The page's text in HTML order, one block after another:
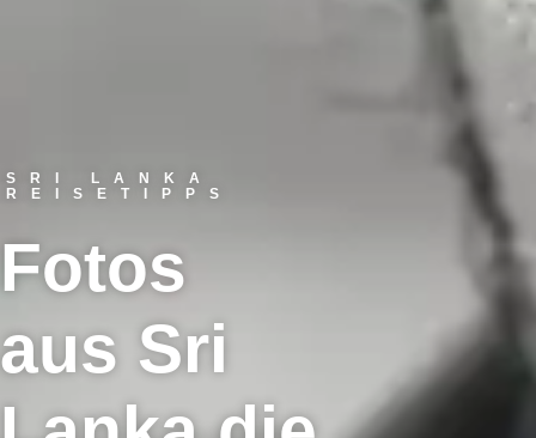
SRI LANKA
REISETIPPS
Fotos
aus Sri